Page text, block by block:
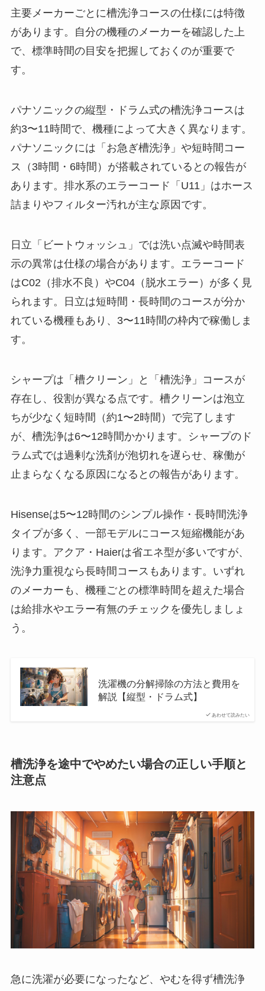
主要メーカーごとに槽洗浄コースの仕様には特徴
があります。自分の機種のメーカーを確認した上
で、標準時間の目安を把握しておくのが重要で
す。
パナソニックの縦型・ドラム式の槽洗浄コースは
約3〜11時間で、機種によって大きく異なります。
パナソニックには「お急ぎ槽洗浄」や短時間コー
ス（3時間・6時間）が搭載されているとの報告が
あります。排水系のエラーコード「U11」はホース
詰まりやフィルター汚れが主な原因です。
日立「ビートウォッシュ」では洗い点滅や時間表
示の異常は仕様の場合があります。エラーコード
はC02（排水不良）やC04（脱水エラー）が多く見
られます。日立は短時間・長時間のコースが分か
れている機種もあり、3〜11時間の枠内で稼働しま
す。
シャープは「槽クリーン」と「槽洗浄」コースが
存在し、役割が異なる点です。槽クリーンは泡立
ちが少なく短時間（約1〜2時間）で完了します
が、槽洗浄は6〜12時間かかります。シャープのド
ラム式では過剰な洗剤が泡切れを遅らせ、稼働が
止まらなくなる原因になるとの報告があります。
Hisenseは5〜12時間のシンプル操作・長時間洗浄
タイプが多く、一部モデルにコース短縮機能があ
ります。アクア・Haierは省エネ型が多いですが、
洗浄力重視なら長時間コースもあります。いずれ
のメーカーも、機種ごとの標準時間を超えた場合
は給排水やエラー有無のチェックを優先しましょ
う。
あわせて読みたい
洗濯機の分解掃除の方法と費用を
解説【縦型・ドラム式】
槽洗浄を途中でやめたい場合の正しい手順と
注意点
急に洗濯が必要になったなど、やむを得ず槽洗浄